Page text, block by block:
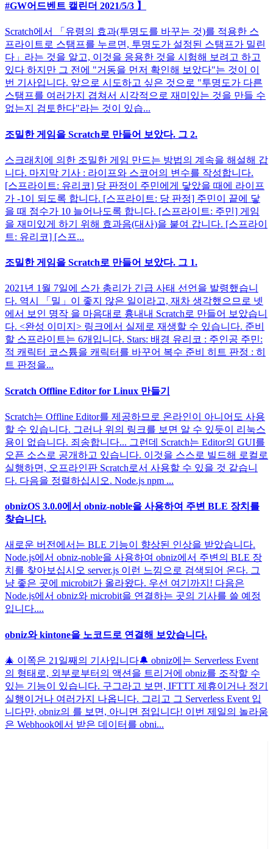
#GW어드벤트 캘린더 2021/5/3 】
Scratch에서 「유령의 효과(투명도를 바꾸는 것)를 적용한 스
프라이트로 스탬프를 누르면, 투명도가 설정된 스탬프가 밀린
다」라는 것을 알고, 이것을 응용한 것을 시험해 보려고 하고
있다 하지만 그 전에 "거동을 먼저 확인해 보았다"는 것이 이
번 기사입니다. 앞으로 시도하고 싶은 것으로 "투명도가 다른
스탬프를 여러가지 겹쳐서 시각적으로 재미있는 것을 만들 수
없는지 검토한다"라는 것이 있습...
조밀한 게임을 Scratch로 만들어 보았다. 그 2.
스크래치에 의한 조밀한 게임 만드는 방법의 계속을 해설해 갑
니다. 마지막 기사 : 라이프와 스코어의 변수를 작성합니다.
[스프라이트: 유리코] 당 판정이 주민에게 닿았을 때에 라이프
가 -1이 되도록 합니다. [스프라이트: 당 판정] 주민이 끝에 닿
을 때 점수가 10 늘어나도록 합니다. [스프라이트: 주민] 게임
을 재미있게 하기 위해 효과음(대사)을 붙여 갑니다. [스프라이
트: 유리코] [스프...
조밀한 게임을 Scratch로 만들어 보았다. 그 1.
2021년 1월 7일에 스가 총리가 긴급 사태 선언을 발령했습니
다. 역시 「밀」이 좋지 않은 일이라고, 재차 생각했으므로 넷
에서 보인 명작 을 마음대로 흉내내 Scratch로 만들어 보았습니
다. <완성 이미지> 링크에서 실제로 재생할 수 있습니다. 준비
할 스프라이트는 6개입니다. Stars: 배경 유리코 : 주인공 주민:
적 캐릭터 코스튬을 캐릭터를 바꾸어 복수 준비 히트 판정 : 히
트 판정을...
Scratch Offline Editor for Linux 만들기
Scratch는 Offline Editor를 제공하므로 온라인이 아니어도 사용
할 수 있습니다. 그러나 위의 링크를 보면 알 수 있듯이 리눅스
용이 없습니다. 죄송합니다... 그런데 Scratch는 Editor의 GUI를
오픈 소스로 공개하고 있습니다. 이것을 스스로 빌드해 로컬로
실행하면, 오프라인판 Scratch로서 사용할 수 있을 것 같습니
다. 다음을 정렬하십시오. Node.js npm ...
obnizOS 3.0.0에서 obniz-noble을 사용하여 주변 BLE 장치를
찾습니다.
새로운 버전에서는 BLE 기능이 향상된 인상을 받았습니다.
Node.js에서 obniz-noble을 사용하여 obniz에서 주변의 BLE 장
치를 찾아보십시오 server.js 이런 느낌으로 검색되어 온다. 그
냥 좋은 곳에 microbit가 올라왔다. 우선 여기까지! 다음은
Node.js에서 obniz와 microbit을 연결하는 곳의 기사를 쓸 예정
입니다....
obniz와 kintone을 노코드로 연결해 보았습니다.
🎄 이쪽은 21일째의 기사입니다🔔 obniz에는 Serverless Event
의 형태로, 외부로부터의 액션을 트리거에 obniz를 조작할 수
있는 기능이 있습니다. 구그라고 보면, IFTTT 제휴이거나 정기
실행이거나 여러가지 나옵니다. 그리고 그 Serverless Event 입
니다만, obniz의 를 보면, 아니면 점입니다! 이번 제일의 놀라움
은 Webhook에서 받은 데이터를 obni...